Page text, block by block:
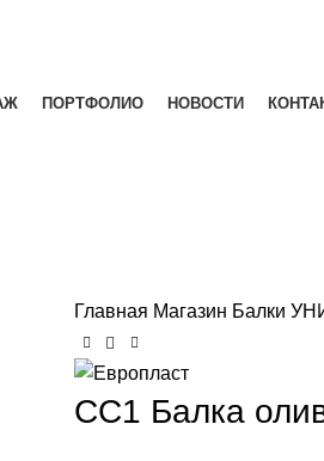
ПОРТФОЛИО НОВОСТИ
Главная Магазин Балки
СС1 Балка